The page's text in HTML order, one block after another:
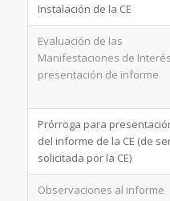
Instalación de la CE
Evaluación de las
Manifestaciones de
presentación de informe
Prórroga para
del informe de la CE (de
solicitada por la CE)
Observaciones al informe